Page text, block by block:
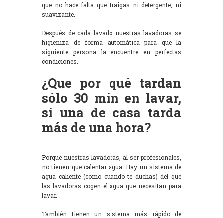
que no hace falta que traigas ni detergente, ni
suavizante.
Después de cada lavado nuestras lavadoras se
higieniza de forma automática para que la
siguiente persona la encuentre en perfectas
condiciones.
¿Que por qué tardan
sólo 30 min en lavar,
si una de casa tarda
más de una hora?
Porque nuestras lavadoras, al ser profesionales,
no tienen que calentar agua. Hay un sistema de
agua caliente (como cuando te duchas) del que
las lavadoras cogen el agua que necesitan para
lavar.
También tienen un sistema más rápido de